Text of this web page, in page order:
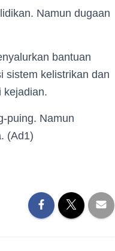
Namun dugaan
bantuan
sistem kelistrikan dan
kejadian.
puing. Namun
(Ad1)